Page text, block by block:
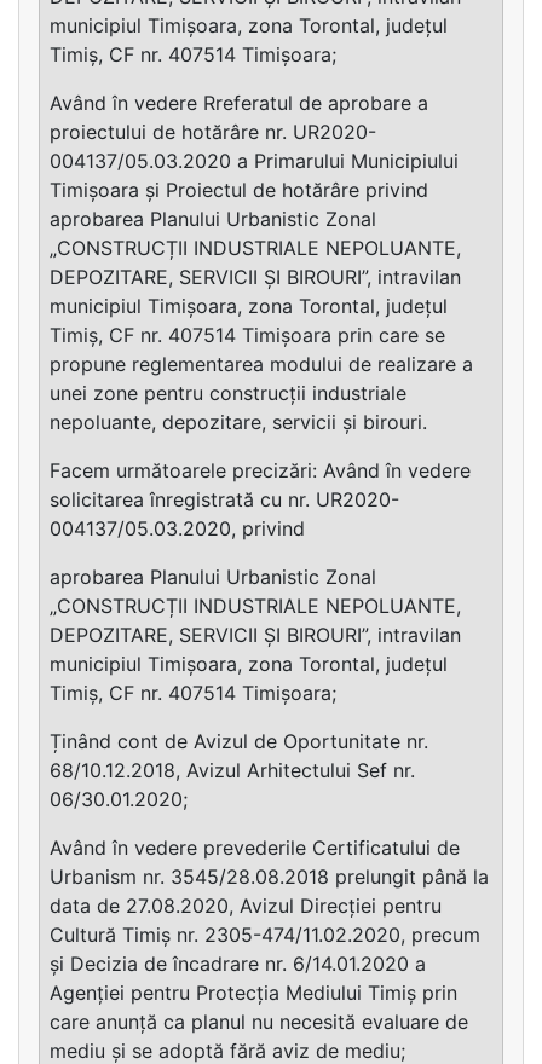
municipiul Timișoara, zona Torontal, județul
Timiș, CF nr. 407514 Timișoara;
Având în vedere Rreferatul de aprobare a
proiectului de hotărâre nr. UR2020-
004137/05.03.2020 a Primarului Municipiului
Timișoara și Proiectul de hotărâre privind
aprobarea Planului Urbanistic Zonal
„CONSTRUCȚII INDUSTRIALE NEPOLUANTE,
DEPOZITARE, SERVICII ȘI BIROURI”, intravilan
municipiul Timișoara, zona Torontal, județul
Timiș, CF nr. 407514 Timișoara prin care se
propune reglementarea modului de realizare a
unei zone pentru construcții industriale
nepoluante, depozitare, servicii și birouri.
Facem următoarele precizări: Având în vedere
solicitarea înregistrată cu nr. UR2020-
004137/05.03.2020, privind
aprobarea Planului Urbanistic Zonal
„CONSTRUCȚII INDUSTRIALE NEPOLUANTE,
DEPOZITARE, SERVICII ȘI BIROURI”, intravilan
municipiul Timișoara, zona Torontal, județul
Timiș, CF nr. 407514 Timișoara;
Ținând cont de Avizul de Oportunitate nr.
68/10.12.2018, Avizul Arhitectului Sef nr.
06/30.01.2020;
Având în vedere prevederile Certificatului de
Urbanism nr. 3545/28.08.2018 prelungit până la
data de 27.08.2020, Avizul Direcției pentru
Cultură Timiș nr. 2305-474/11.02.2020, precum
și Decizia de încadrare nr. 6/14.01.2020 a
Agenției pentru Protecția Mediului Timiș prin
care anunță ca planul nu necesită evaluare de
mediu și se adoptă fără aviz de mediu;